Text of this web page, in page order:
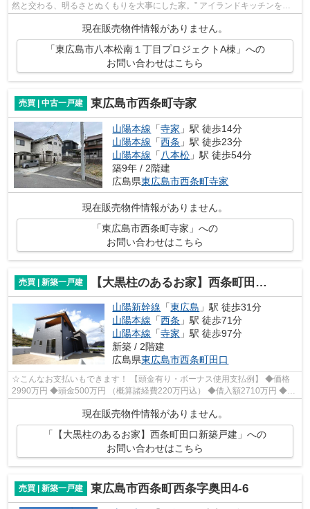
然と交わる、明るさとぬくもりを大事にした家。” アイランドキッチンを中
現在販売物件情報がありません。
「東広島市八本松南１丁目プロジェクトA棟」への
お問い合わせはこちら
売買 | 中古一戸建 東広島市西条町寺家
山陽本線 「寺家 」駅 徒歩14分
山陽本線 「西条 」駅 徒歩23分
山陽本線 「八本松 」駅 徒歩54分
築9年 / 2階建
広島県東広島市西条町寺家
現在販売物件情報がありません。
「東広島市西条町寺家」への
お問い合わせはこちら
売買 | 新築一戸建 【大黒柱のあるお家】西条町田口新築戸建
山陽新幹線 「東広島 」駅 徒歩31分
山陽本線 「西条 」駅 徒歩71分
山陽本線 「寺家 」駅 徒歩97分
新築 / 2階建
広島県東広島市西条町田口
☆こんなお支払いもできます！ 【頭金有り・ボーナス使用支払例】 ◆価格
2990万円 ◆頭金500万円 （概算諸経費220万円込） ◆借入額2710万円 ◆年
現在販売物件情報がありません。
「【大黒柱のあるお家】西条町田口新築戸建」への
お問い合わせはこちら
売買 | 新築一戸建 東広島市西条町西条字奥田4-6